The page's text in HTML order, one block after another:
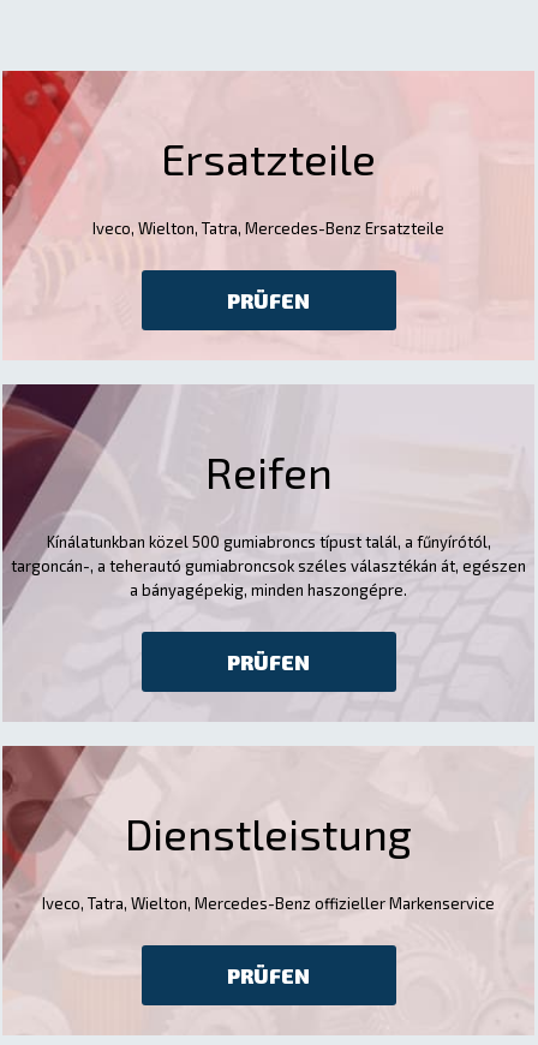
Ersatzteile
Iveco, Wielton, Tatra, Mercedes-Benz Ersatzteile
PRÜFEN
Reifen
Kínálatunkban közel 500 gumiabroncs típust talál, a fűnyírótól,
targoncán-, a teherautó gumiabroncsok széles választékán át, egészen
a bányagépekig, minden haszongépre.
PRÜFEN
Dienstleistung
Iveco, Tatra, Wielton, Mercedes-Benz offizieller Markenservice
PRÜFEN